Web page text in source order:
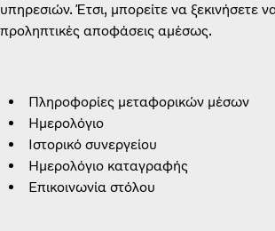
υπηρεσιών. Έτσι, μπορείτε να ξεκινήσετε
προληπτικές αποφάσεις αμέσως.
Πληροφορίες μεταφορικών μέσων
Ημερολόγιο
Ιστορικό συνεργείου
Ημερολόγιο καταγραφής
Επικοινωνία στόλου